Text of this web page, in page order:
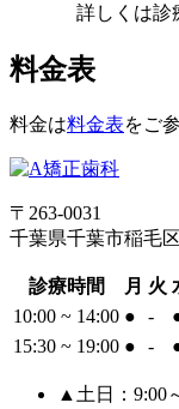
詳しくは診
料金表
料金は料金表をご
〒263-0031
千葉県千葉市稲毛
診療時間 月 火
10:00 ~ 14:00 ● -
15:30 ~ 19:00 ● -
▲土日：9:00